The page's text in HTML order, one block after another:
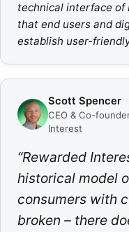
technical interface of
that end users and
establish user-
Scott Spencer
CEO & Co-
Interest
“Rewarded
historical model
consumers with
broken – there